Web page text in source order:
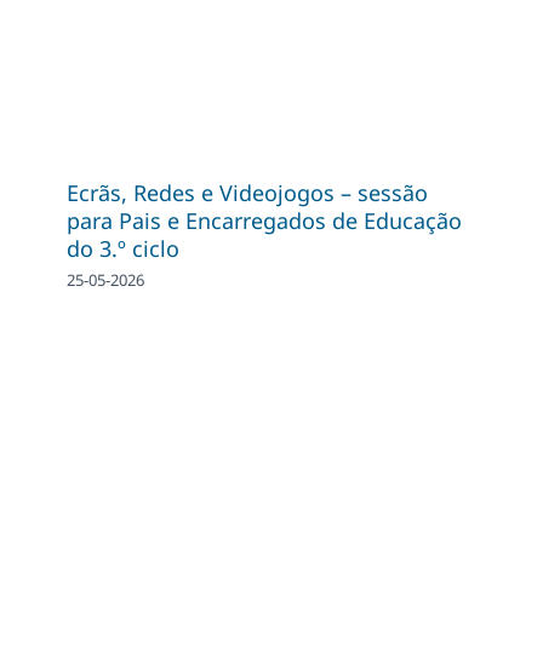
Ecrãs, Redes e Videojogos – sessão
para Pais e Encarregados de Educação
do 3.º ciclo
25-05-2026